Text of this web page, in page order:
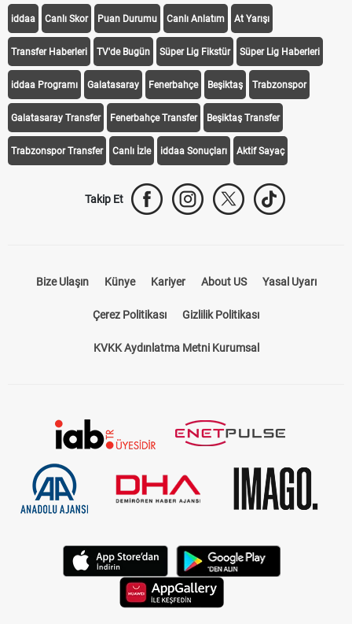
iddaa Canlı Skor Puan Durumu Canlı Anlatım At Yarışı
Transfer Haberleri TV'de Bugün Süper Lig Fikstür Süper Lig Haberleri
iddaa Programı Galatasaray Fenerbahçe Beşiktaş Trabzonspor
Galatasaray Transfer Fenerbahçe Transfer Beşiktaş Transfer
Trabzonspor Transfer Canlı İzle iddaa Sonuçları Aktif Sayaç
Takip Et
Bize Ulaşın Künye Kariyer About US Yasal Uyarı
Çerez Politikası Gizlilik Politikası
KVKK Aydınlatma Metni Kurumsal